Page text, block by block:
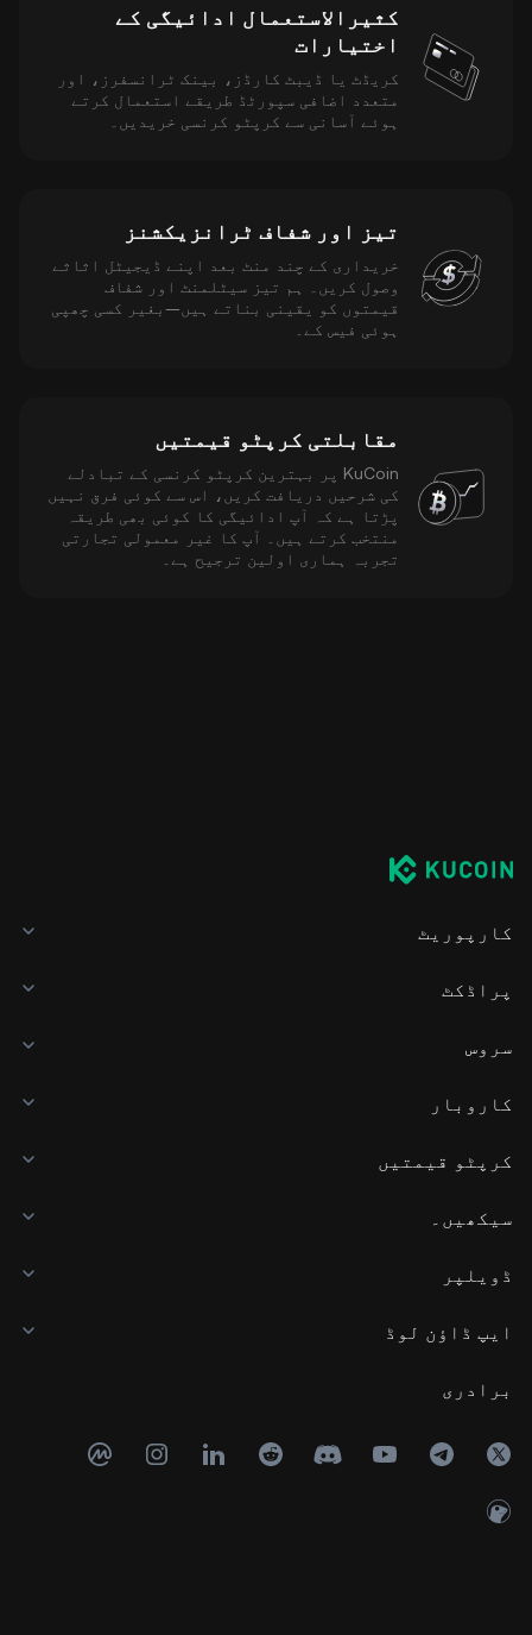
کثیرالاستعمال ادائیگی کے
اختیارات
کریڈٹ یا ڈیبٹ کارڈز، بینک ٹرانسفرز، اور
متعدد اضافی سپورٹڈ طریقے استعمال کرتے
ہوئے آسانی سے کرپٹو کرنسی خریدیں۔
تیز اور شفاف ٹرانزیکشنز
خریداری کے چند منٹ بعد اپنے ڈیجیٹل اثاثے
وصول کریں۔ ہم تیز سیٹلمنٹ اور شفاف
قیمتوں کو یقینی بناتے ہیں—بغیر کسی چھپی
ہوئی فیس کے۔
مقابلتی کرپٹو قیمتیں
KuCoin پر بہترین کرپٹو کرنسی کے تبادلے
کی شرحیں دریافت کریں، اس سے کوئی فرق نہیں
پڑتا ہے کہ آپ ادائیگی کا کوئی بھی طریقہ
منتخب کرتے ہیں۔ آپ کا غیر معمولی تجارتی
تجربہ ہماری اولین ترجیح ہے۔
کارپوریٹ
پراڈکٹ
سروس
کاروبار
کرپٹو قیمتیں
سیکھیں۔
ڈویلپر
ایپ ڈاؤن لوڈ
برادری